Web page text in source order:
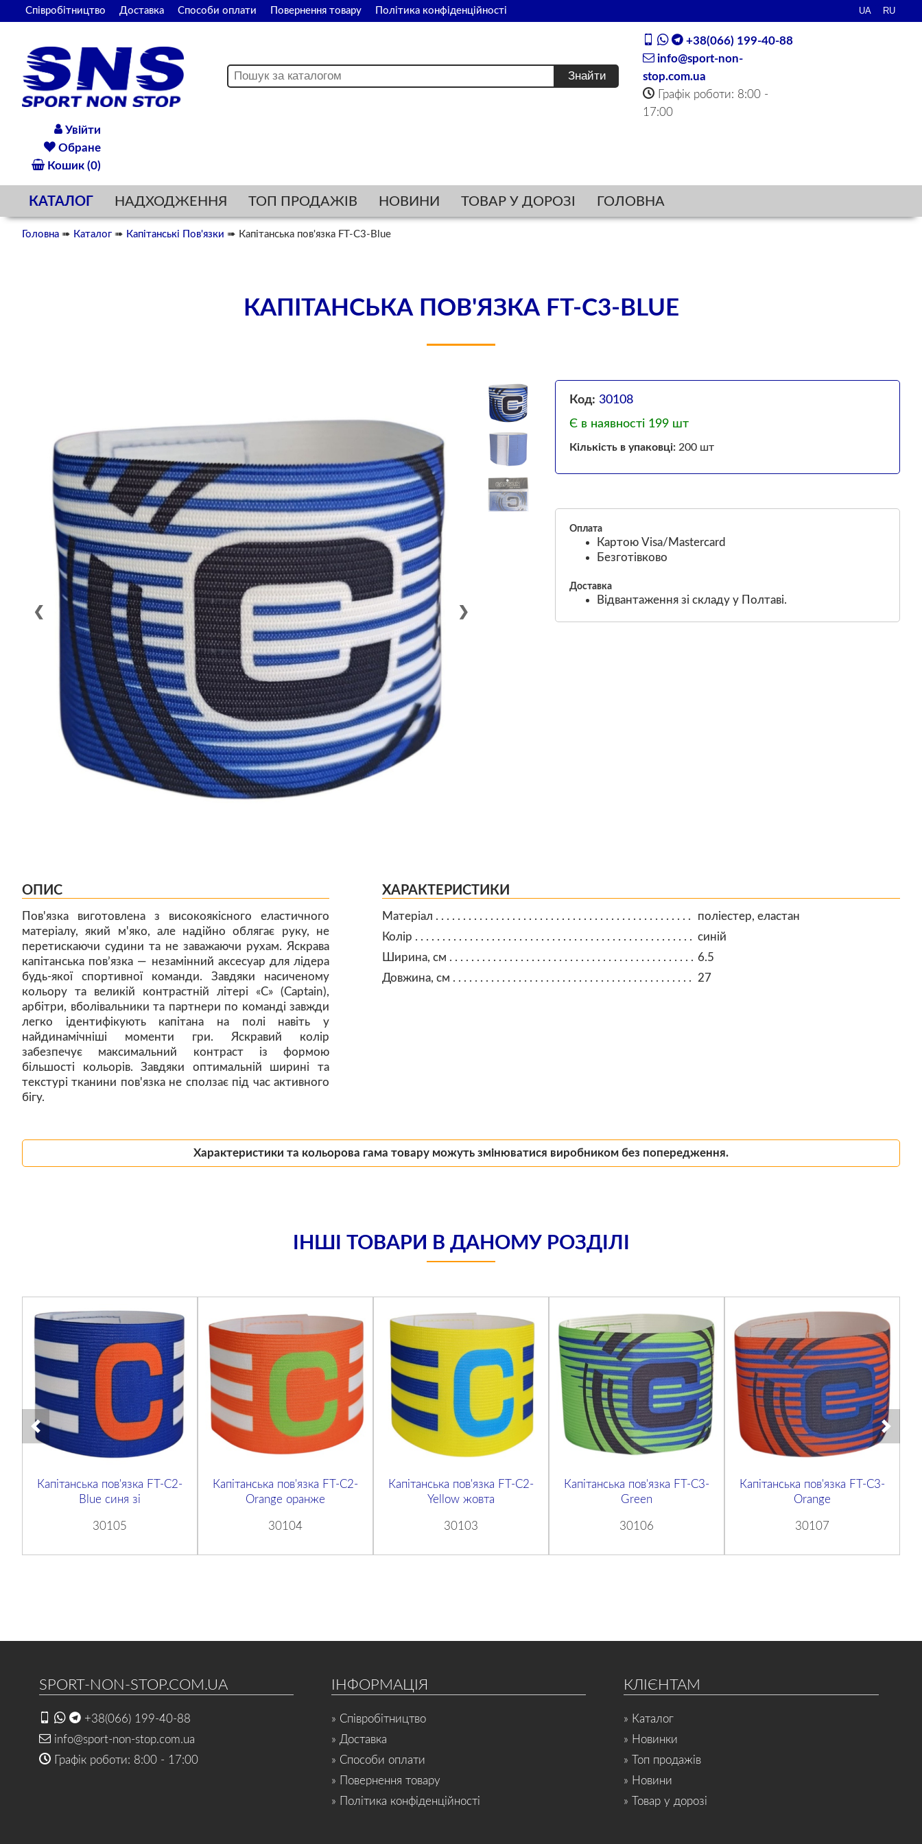
Співробітництво Доставка Способи оплати Повернення товару Політика конфіденційності
+38(066) 199-40-88
info@sport-non-
stop.com.ua
Графік роботи: 8:00 -
17:00
Увійти
Обране
Кошик (0)
КАТАЛОГ НАДХОДЖЕННЯ ТОП ПРОДАЖІВ НОВИНИ ТОВАР У ДОРОЗІ ГОЛОВНА
Головна ➠ Каталог ➠ Капітанські Пов'язки ➠ Капітанська пов'язка FT-C3-Blue
КАПІТАНСЬКА ПОВ'ЯЗКА FT-C3-BLUE
❮ ❯
Код: 30108
Є в наявності 199 шт
Кількість в упаковці: 200 шт
Оплата
Картою Visa/Mastercard
Безготівково
Доставка
Відвантаження зі складу у Полтаві.
ОПИС
Пов'язка виготовлена з високоякісного еластичного
матеріалу, який м'яко, але надійно облягає руку, не
перетискаючи судини та не заважаючи рухам. Яскрава
капітанська пов’язка — незамінний аксесуар для лідера
будь-якої спортивної команди. Завдяки насиченому
кольору та великій контрастній літері «C» (Captain),
арбітри, вболівальники та партнери по команді завжди
легко ідентифікують капітана на полі навіть у
найдинамічніші моменти гри. Яскравий колір
забезпечує максимальний контраст із формою
більшості кольорів. Завдяки оптимальній ширині та
текстурі тканини пов'язка не сползає під час активного
бігу.
ХАРАКТЕРИСТИКИ
Матеріал
поліестер, еластан
Колір
синій
Ширина, см
6.5
Довжина, см
27
Характеристики та кольорова гама товару можуть змінюватися виробником без попередження.
ІНШІ ТОВАРИ В ДАНОМУ РОЗДІЛІ
Капітанська пов'язка FT-C2-
Blue синя зі
30105
Капітанська пов'язка FT-C2-
Orange оранже
30104
Капітанська пов'язка FT-C2-
Yellow жовта
30103
Капітанська пов'язка FT-C3-
Green
30106
Капітанська пов'язка FT-C3-
Orange
30107
SPORT-NON-STOP.COM.UA
+38(066) 199-40-88
info@sport-non-stop.com.ua
Графік роботи: 8:00 - 17:00
ІНФОРМАЦІЯ
» Співробітництво
» Доставка
» Способи оплати
» Повернення товару
» Політика конфіденційності
КЛІЄНТАМ
» Каталог
» Новинки
» Топ продажів
» Новини
» Товар у дорозі